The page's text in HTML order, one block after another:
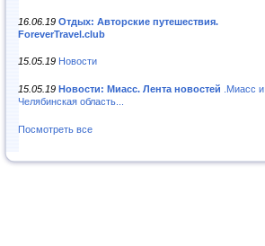
16.06.19 Отдых: Авторские путешествия.
ForeverTravel.club
15.05.19 Новости
15.05.19 Новости: Миасс. Лента новостей .Миасс и
Челябинская область...
Посмотреть все